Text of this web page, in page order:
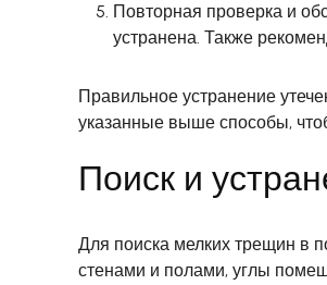
Повторная проверка и
устранена. Также
Правильное устранение
указанные выше способы,
Поиск и
Для поиска мелких трещин в
стенами и полами, углы